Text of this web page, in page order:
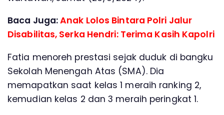
Baca Juga:Anak Lolos Bintara Polri Jalur
Disabilitas, Serka Hendri: Terima Kasih Kapolri
Fatia menoreh prestasi sejak duduk di bangku
Sekolah Menengah Atas (SMA). Dia
memapatkan saat kelas 1 meraih ranking 2,
kemudian kelas 2 dan 3 meraih peringkat 1.